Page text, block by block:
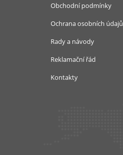
Obchodní podmínky
Ochrana osobních údajů
Rady a návody
Reklamační řád
Kontakty